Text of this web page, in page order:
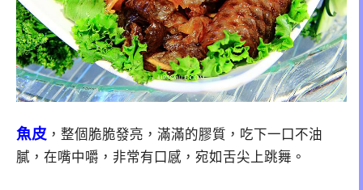
魚皮 ，整個脆脆發亮，滿滿的膠質，吃下一口不油
膩，在嘴中嚼，非常有口感，宛如舌尖上跳舞。